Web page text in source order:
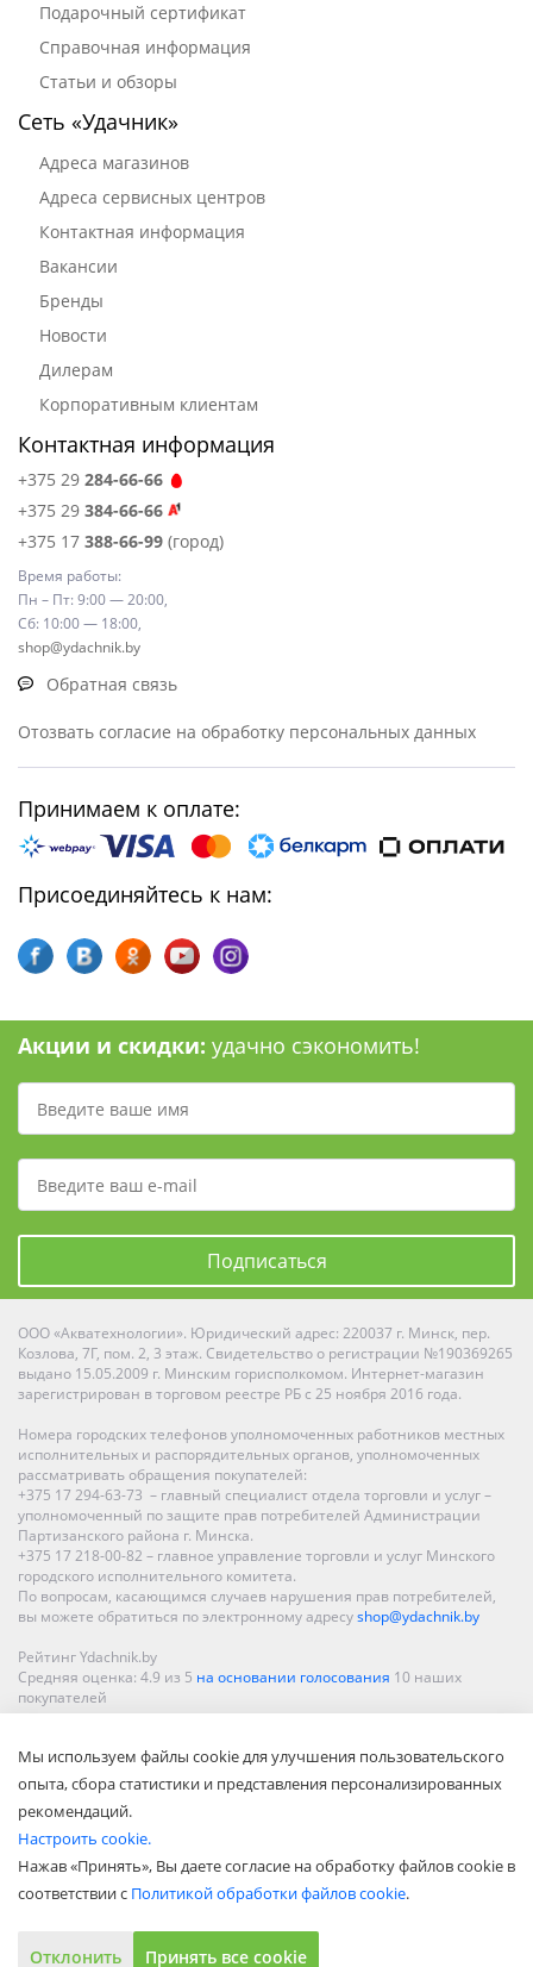
Подарочный сертификат
Справочная информация
Статьи и обзоры
Сеть «Удачник»
Адреса магазинов
Адреса сервисных центров
Контактная информация
Вакансии
Бренды
Новости
Дилерам
Корпоративным клиентам
Контактная информация
+375 29 284-66-66
+375 29 384-66-66
+375 17 388-66-99 (город)
Время работы:
Пн – Пт: 9:00 — 20:00,
Сб: 10:00 — 18:00,
shop@ydachnik.by
Обратная связь
Отозвать согласие на обработку персональных данных
Принимаем к оплате:
Присоединяйтесь к нам:
Акции и скидки: удачно сэкономить!
Подписаться
ООО «Акватехнологии». Юридический адрес: 220037 г. Минск, пер.
Козлова, 7Г, пом. 2, 3 этаж. Свидетельство о регистрации №190369265
выдано 15.05.2009 г. Минским горисполкомом. Интернет-магазин
зарегистрирован в торговом реестре РБ с 25 ноября 2016 года.
Номера городских телефонов уполномоченных работников местных
исполнительных и распорядительных органов, уполномоченных
рассматривать обращения покупателей:
+375 17 294-63-73 – главный специалист отдела торговли и услуг –
уполномоченный по защите прав потребителей Администрации
Партизанского района г. Минска.
+375 17 218-00-82 – главное управление торговли и услуг Минского
городского исполнительного комитета.
По вопросам, касающимся случаев нарушения прав потребителей,
вы можете обратиться по электронному адресуshop@ydachnik.by
Рейтинг Ydachnik.by
Средняя оценка: 4.9 из 5 на основании голосования 10 наших
покупателей
Гродно, Могилеве, Бобруйске, Барановичах, Молодечно,
Новополоцке, Пинске, Солигорске. При заказе в интернет-магазине
доставка осуществляется по всей Беларуси.
Мы используем файлы cookie для улучшения пользовательского
опыта, сбора статистики и представления персонализированных
рекомендаций.
Настроить cookie.
Нажав «Принять», Вы даете согласие на обработку файлов cookie в
соответствии с Политикой обработки файлов cookie.
Отклонить Принять все cookie